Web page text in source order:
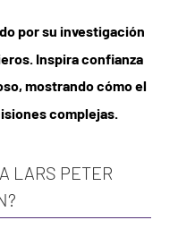
por su investigación
Inspira confianza
mostrando cómo el
complejas.
LARS PETER